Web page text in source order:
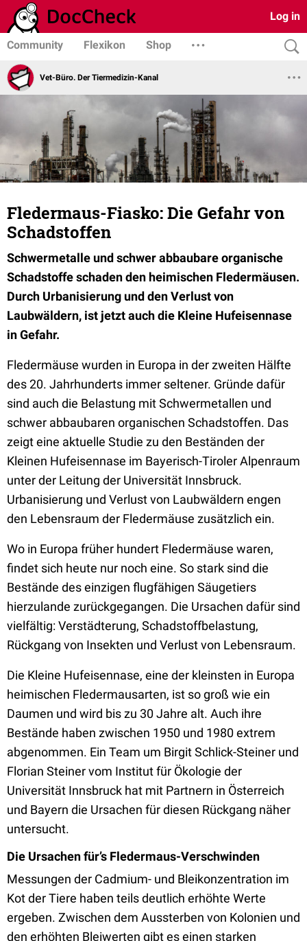
Log in
Community Flexikon Shop
Vet-Büro. Der Tiermedizin-Kanal
Fledermaus-Fiasko: Die Gefahr von
Schadstoffen
Schwermetalle und schwer abbaubare organische
Schadstoffe schaden den heimischen Fledermäusen.
Durch Urbanisierung und den Verlust von
Laubwäldern, ist jetzt auch die Kleine Hufeisennase
in Gefahr.
Fledermäuse wurden in Europa in der zweiten Hälfte
des 20. Jahrhunderts immer seltener. Gründe dafür
sind auch die Belastung mit Schwermetallen und
schwer abbaubaren organischen Schadstoffen. Das
zeigt eine aktuelle Studie zu den Beständen der
Kleinen Hufeisennase im Bayerisch-Tiroler Alpenraum
unter der Leitung der Universität Innsbruck.
Urbanisierung und Verlust von Laubwäldern engen
den Lebensraum der Fledermäuse zusätzlich ein.
Wo in Europa früher hundert Fledermäuse waren,
findet sich heute nur noch eine. So stark sind die
Bestände des einzigen flugfähigen Säugetiers
hierzulande zurückgegangen. Die Ursachen dafür sind
vielfältig: Verstädterung, Schadstoffbelastung,
Rückgang von Insekten und Verlust von Lebensraum.
Die Kleine Hufeisennase, eine der kleinsten in Europa
heimischen Fledermausarten, ist so groß wie ein
Daumen und wird bis zu 30 Jahre alt. Auch ihre
Bestände haben zwischen 1950 und 1980 extrem
abgenommen. Ein Team um Birgit Schlick-Steiner und
Florian Steiner vom Institut für Ökologie der
Universität Innsbruck hat mit Partnern in Österreich
und Bayern die Ursachen für diesen Rückgang näher
untersucht.
Die Ursachen für’s Fledermaus-Verschwinden
Messungen der Cadmium- und Bleikonzentration im
Kot der Tiere haben teils deutlich erhöhte Werte
ergeben. Zwischen dem Aussterben von Kolonien und
den erhöhten Bleiwerten gibt es einen starken